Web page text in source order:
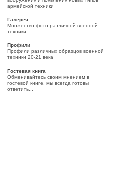
армейской техники
Галерея
Множество фото различной военной
техники
Профили
Профили различных образцов военной
техники 20-21 века
Гостевая книга
Обменивайтесь своим мнением в
гостевой книге, мы всегда готовы
ответить...